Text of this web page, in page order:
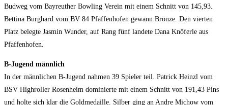
Budweg vom Bayreuther Bowling Verein mit einem Schnitt von 145,93.
Bettina Burghard vom BV 84 Pfaffenhofen gewann Bronze. Den vierten
Platz belegte Jasmin Wunder, auf Rang fünf landete Dana Knöferle aus
Pfaffenhofen.
B-Jugend männlich
In der männlichen B-Jugend nahmen 39 Spieler teil. Patrick Heinzl vom
BSV Highroller Rosenheim dominierte mit einem Schnitt von 191,43 Pins
und holte sich klar die Goldmedaille. Silber ging an Andre Michow vom